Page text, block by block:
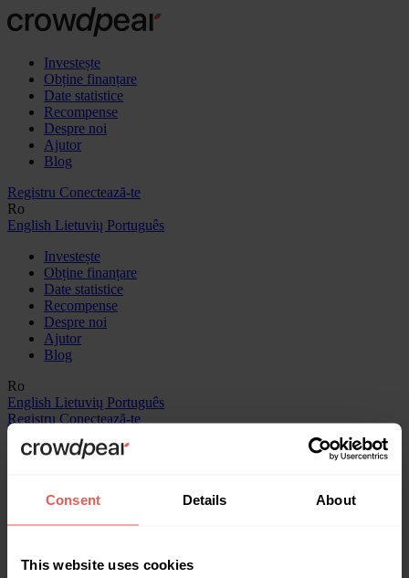
Consent Details About
This website uses cookies
Investește
Obține finanțare
Date statistice
Recompense
Despre noi
Ajutor
Blog
Registru Conectează-te
Ro
English Lietuvių Português
Investește
Obține finanțare
Date statistice
Recompense
Despre noi
Ajutor
Blog
Ro
English Lietuvių Português
Registru Conectează-te
Rapoartele anuale Crowdpear
Documente